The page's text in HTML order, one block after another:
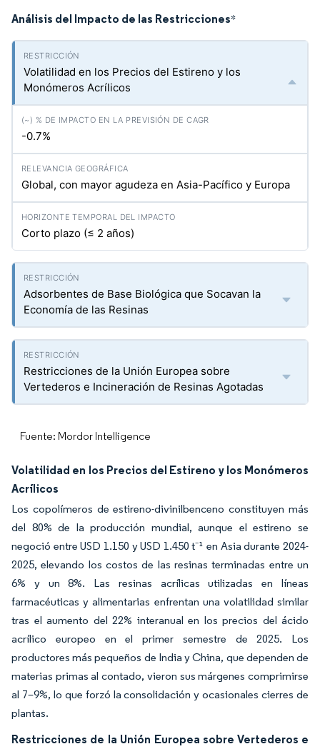
Análisis del Impacto de las Restricciones*
Volatilidad en los Precios del Estireno y los
Monómeros Acrílicos
-0.7%
Global, con mayor agudeza en Asia-Pacífico y Europa
Corto plazo (≤ 2 años)
Adsorbentes de Base Biológica que Socavan la
Economía de las Resinas
Restricciones de la Unión Europea sobre
Vertederos e Incineración de Resinas Agotadas
Fuente: Mordor Intelligence
Volatilidad en los Precios del Estireno y los Monómeros
Acrílicos
Los copolímeros de estireno-divinilbenceno constituyen más
del 80% de la producción mundial, aunque el estireno se
negoció entre USD 1.150 y USD 1.450 t⁻¹ en Asia durante 2024-
2025, elevando los costos de las resinas terminadas entre un
6% y un 8%. Las resinas acrílicas utilizadas en líneas
farmacéuticas y alimentarias enfrentan una volatilidad similar
tras el aumento del 22% interanual en los precios del ácido
acrílico europeo en el primer semestre de 2025. Los
productores más pequeños de India y China, que dependen de
materias primas al contado, vieron sus márgenes comprimirse
al 7–9%, lo que forzó la consolidación y ocasionales cierres de
plantas.
Restricciones de la Unión Europea sobre Vertederos e